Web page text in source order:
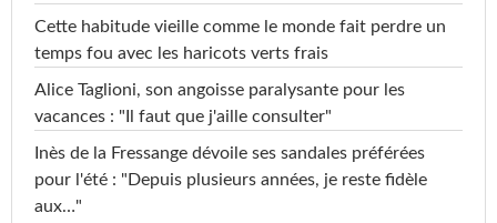
Cette habitude vieille comme le monde fait perdre un
temps fou avec les haricots verts frais
Alice Taglioni, son angoisse paralysante pour les
vacances : "Il faut que j'aille consulter"
Inès de la Fressange dévoile ses sandales préférées
pour l'été : "Depuis plusieurs années, je reste fidèle
aux…"